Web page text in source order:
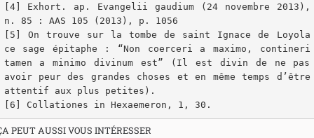
[4] Exhort. ap. Evangelii gaudium (24 novembre 2013),
n. 85 : AAS 105 (2013), p. 1056
[5] On trouve sur la tombe de saint Ignace de Loyola
ce sage épitaphe : “Non coerceri a maximo, contineri
tamen a minimo divinum est” (Il est divin de ne pas
avoir peur des grandes choses et en même temps d’être
attentif aux plus petites).
[6] Collationes in Hexaemeron, 1, 30.
PEUT AUSSI VOUS INTÉRESSER